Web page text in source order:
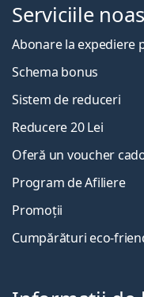
Serviciile
Abonare la expediere
Schema bonus
Sistem de reduceri
Reducere 20 Lei
Oferă un voucher
Program de Afiliere
Promoții
Cumpărături eco-